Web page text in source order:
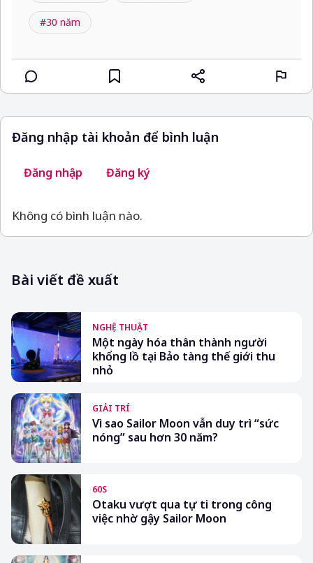
#30 năm
Đăng nhập tài khoản để bình luận
Đăng nhập Đăng ký
Không có bình luận nào.
Bài viết đề xuất
NGHỆ THUẬT
Một ngày hóa thân thành người
khổng lồ tại Bảo tàng thế giới thu
nhỏ
GIẢI TRÍ
Vì sao Sailor Moon vẫn duy trì “sức
nóng” sau hơn 30 năm?
60S
Otaku vượt qua tự ti trong công
việc nhờ gậy Sailor Moon